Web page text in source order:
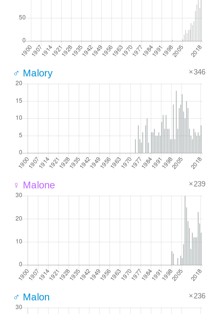
♂ Malory ×346
♀ Malone ×239
♂ Malon ×236